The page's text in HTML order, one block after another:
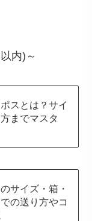
内)～
スとは？サイ
までマスタ
サイズ・箱・
の送り方やコ